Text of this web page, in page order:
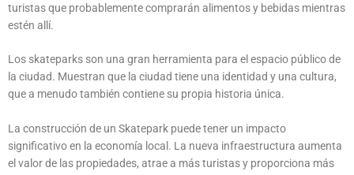
turistas que probablemente comprarán alimentos y bebidas mientras
estén allí.
Los skateparks son una gran herramienta para el espacio público de
la ciudad. Muestran que la ciudad tiene una identidad y una cultura,
que a menudo también contiene su propia historia única.
La construcción de un Skatepark puede tener un impacto
significativo en la economía local. La nueva infraestructura aumenta
el valor de las propiedades, atrae a más turistas y proporciona más